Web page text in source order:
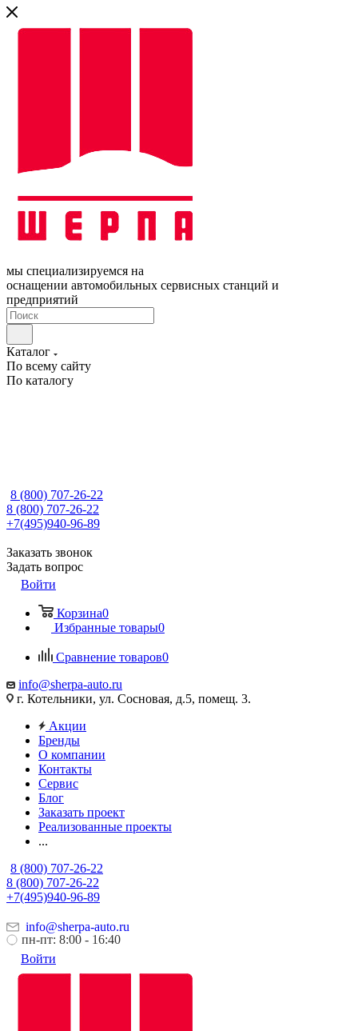
мы специализируемся на
оснащении автомобильных сервисных станций и
предприятий
Каталог
По всему сайту
По каталогу
8 (800) 707-26-22
8 (800) 707-26-22
+7(495)940-96-89
Заказать звонок
Задать вопрос
Войти
Корзина0
Избранные товары0
Сравнение товаров0
info@sherpa-auto.ru
г. Котельники, ул. Сосновая, д.5, помещ. 3.
Акции
Бренды
О компании
Контакты
Сервис
Блог
Заказать проект
Реализованные проекты
...
8 (800) 707-26-22
8 (800) 707-26-22
+7(495)940-96-89
info@sherpa-auto.ru
пн-пт: 8:00 - 16:40
Войти